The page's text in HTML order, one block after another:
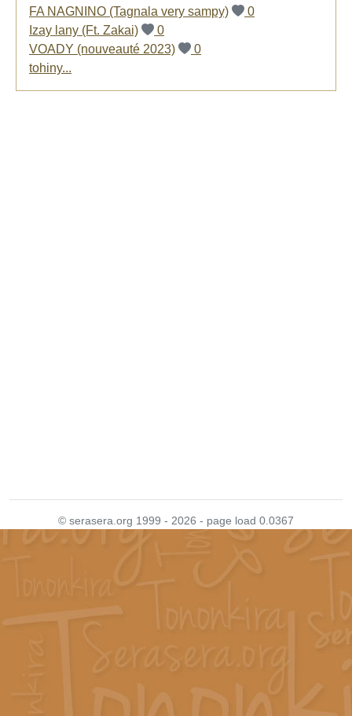
FA NAGNINO (Tagnala very sampy)
0
Izay lany (Ft. Zakai)
0
VOADY (nouveauté 2023)
0
tohiny...
© serasera.org 1999 - 2026 - page load 0.0367